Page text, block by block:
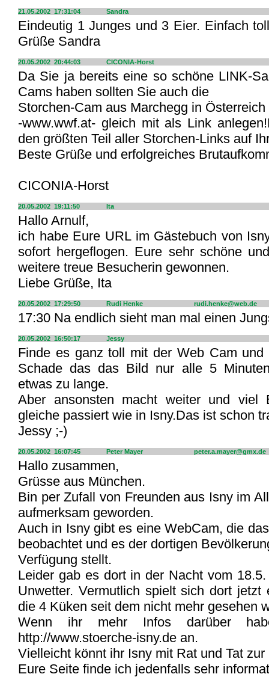
21.05.2002 17:31:04 Sandra
Eindeutig 1 Junges und 3 Eier. Einfach
Grüße Sandra
20.05.2002 20:44:03 CICONIA-Horst
Da Sie ja bereits eine so schöne LINK-
Cams haben sollten Sie auch die
Storchen-Cam aus Marchegg in Österreich
-www.wwf.at- gleich mit als Link
den größten Teil aller Storchen-Links auf
Beste Grüße und erfolgreiches
CICONIA-Horst
20.05.2002 19:11:50 Ita
Hallo Arnulf,
ich habe Eure URL im Gästebuch von
sofort hergeflogen. Eure sehr schöne
weitere treue Besucherin gewonnen.
Liebe Grüße, Ita
20.05.2002 17:29:50 Rudi Henke rudi.henke@web.de
17:30 Na endlich sieht man mal einen
20.05.2002 16:50:17 Jessy
Finde es ganz toll mit der Web Cam
Schade das das Bild nur alle 5
etwas zu lange.
Aber ansonsten macht weiter und viel
gleiche passiert wie in Isny.Das ist schon
Jessy ;-)
20.05.2002 16:07:45 Peter Mayer peter.a.mayer@gmx.de
Hallo zusammen,
Grüsse aus München.
Bin per Zufall von Freunden aus Isny im
aufmerksam geworden.
Auch in Isny gibt es eine WebCam, die
beobachtet und es der dortigen
Verfügung stellt.
Leider gab es dort in der Nacht vom
Unwetter. Vermutlich spielt sich dort
die 4 Küken seit dem nicht mehr gesehen
Wenn ihr mehr Infos darüber
http://www.stoerche-isny.de an.
Vielleicht könnt ihr Isny mit Rat und Tat
Eure Seite finde ich jedenfalls sehr